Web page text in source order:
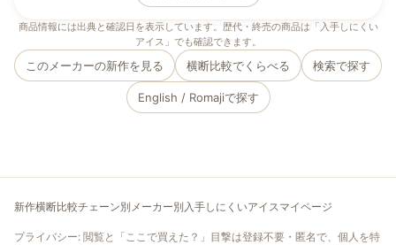
商品情報には出典と確認日を表示しています。歴代・終売の商品は「入手しにくい
アイス」でも確認できます。
このメーカーの新作を見る 横断比較でくらべる 検索で探す
English / Romajiで探す
新作横断比較チェーン別 メーカー別 入手しにくいアイスマイページ
プライバシー: 閲覧と「ここで買えた？」目撃は登録不要・匿名で、個人を特